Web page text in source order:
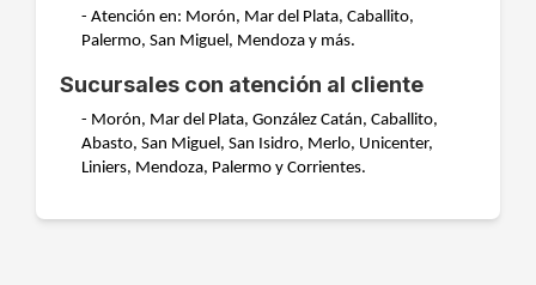
- Atención en: Morón, Mar del Plata, Caballito,
Palermo, San Miguel, Mendoza y más.
Sucursales con atención al cliente
- Morón, Mar del Plata, González Catán, Caballito,
Abasto, San Miguel, San Isidro, Merlo, Unicenter,
Liniers, Mendoza, Palermo y Corrientes.